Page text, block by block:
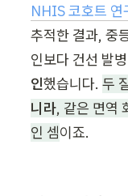
NHIS 코호트 연
추적한 결과, 중
인보다 건선 발
인했습니다. 두
니라, 같은 면역
인 셈이죠.